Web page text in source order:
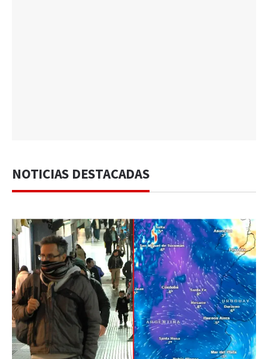
NOTICIAS DESTACADAS